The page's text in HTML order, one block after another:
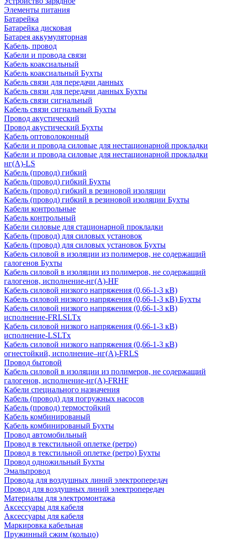
Элементы питания
Батарейка
Батарейка дисковая
Батарея аккумуляторная
Кабель, провод
Кабели и провода связи
Кабель коаксиальный
Кабель коаксиальный Бухты
Кабель связи для передачи данных
Кабель связи для передачи данных Бухты
Кабель связи сигнальный
Кабель связи сигнальный Бухты
Провод акустический
Провод акустический Бухты
Кабель оптоволоконный
Кабели и провода силовые для нестационарной прокладки
Кабели и провода силовые для нестационарной прокладки
нг(А)-LS
Кабель (провод) гибкий
Кабель (провод) гибкий Бухты
Кабель (провод) гибкий в резиновой изоляции
Кабель (провод) гибкий в резиновой изоляции Бухты
Кабели контрольные
Кабель контрольный
Кабели силовые для стационарной прокладки
Кабель (провод) для силовых установок
Кабель (провод) для силовых установок Бухты
Кабель силовой в изоляции из полимеров, не содержащий
галогенов Бухты
Кабель силовой в изоляции из полимеров, не содержащий
галогенов, исполнение-нг(А)-HF
Кабель силовой низкого напряжения (0,66-1-3 кВ)
Кабель силовой низкого напряжения (0,66-1-3 кВ) Бухты
Кабель силовой низкого напряжения (0,66-1-3 кВ)
исполнение-FRLSLTx
Кабель силовой низкого напряжения (0,66-1-3 кВ)
исполнение-LSLTx
Кабель силовой низкого напряжения (0,66-1-3 кВ)
огнестойкий, исполнение–нг(А)-FRLS
Провод бытовой
Кабель силовой в изоляции из полимеров, не содержащий
галогенов, исполнение-нг(А)-FRHF
Кабели специального назначения
Кабель (провод) для погружных насосов
Кабель (провод) термостойкий
Кабель комбинированый
Кабель комбинированый Бухты
Провод автомобильный
Провод в текстильной оплетке (ретро)
Провод в текстильной оплетке (ретро) Бухты
Провод одножильный Бухты
Эмальпровод
Провода для воздушных линий электропередач
Провод для воздушных линий электропередач
Материалы для электромонтажа
Аксессуары для кабеля
Аксессуары для кабеля
Маркировка кабельная
Пружинный сжим (кольцо)